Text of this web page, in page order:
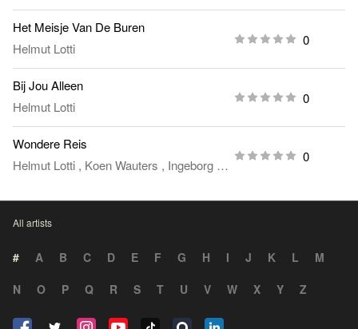
Het Meisje Van De Buren
Helmut Lotti
0
Bij Jou Alleen
Helmut Lotti
0
Wondere Reis
Helmut Lotti , Koen Wauters , Ingeborg Toots Thielemans
0
All artists
# A B C D E F G H I J K L
M
N
O P Q R S T U V W X Y Z